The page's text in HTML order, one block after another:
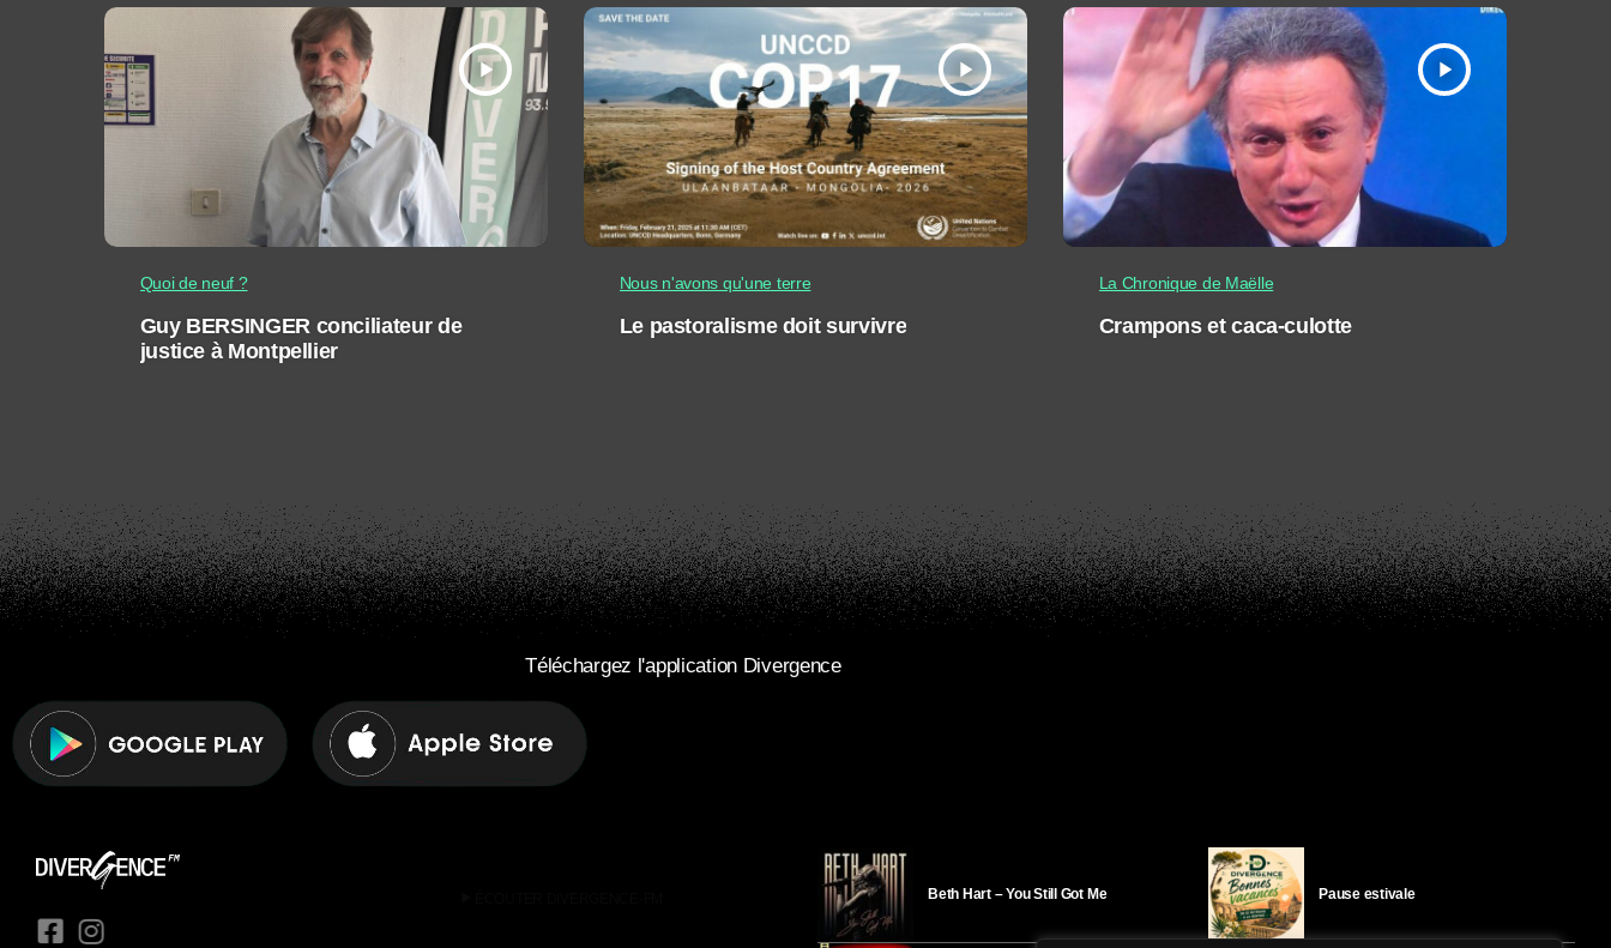
play_arrow
Quoi de neuf ?
Guy BERSINGER conciliateur de
justice à Montpellier
play_arrow
Nous n'avons qu'une terre
Le pastoralisme doit survivre
play_arrow
La Chronique de Maëlle
Crampons et caca-culotte
Téléchargez l'application Divergence
Beth Hart – You Still Got Me Pause estivale